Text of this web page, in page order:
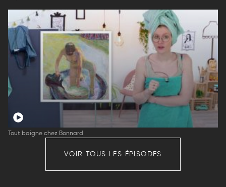
Tout baigne chez Bonnard
VOIR TOUS LES ÉPISODES